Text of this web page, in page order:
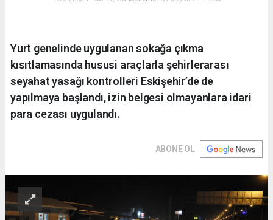
Yurt genelinde uygulanan sokağa çıkma
kısıtlamasında hususi araçlarla şehirlerarası
seyahat yasağı kontrolleri Eskişehir’de de
yapılmaya başlandı, izin belgesi olmayanlara idari
para cezası uygulandı.
ABONE OL